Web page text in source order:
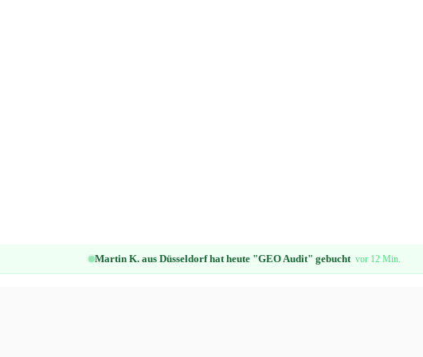
Martin K. aus Düsseldorf hat heute "GEO Audit" gebucht vor 12 Min.